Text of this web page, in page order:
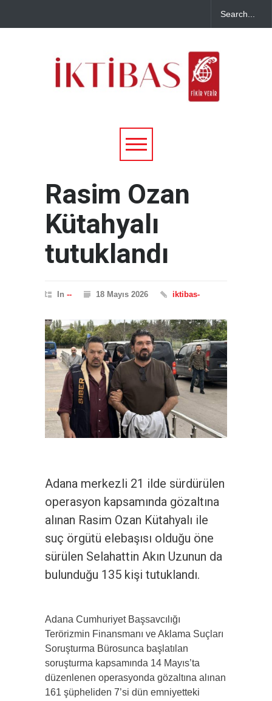
Rasim Ozan
Kütahyalı
tutuklandı
In -- 18 Mayıs 2026 iktibas-
Adana merkezli 21 ilde sürdürülen
operasyon kapsamında gözaltına
alınan Rasim Ozan Kütahyalı ile
suç örgütü elebaşısı olduğu öne
sürülen Selahattin Akın Uzunun da
bulunduğu 135 kişi tutuklandı.
Adana Cumhuriyet Başsavcılığı
Terörizmin Finansmanı ve Aklama Suçları
Soruşturma Bürosunca başlatılan
soruşturma kapsamında 14 Mayıs’ta
düzenlenen operasyonda gözaltına alınan
161 şüpheliden 7’si dün emniyetteki